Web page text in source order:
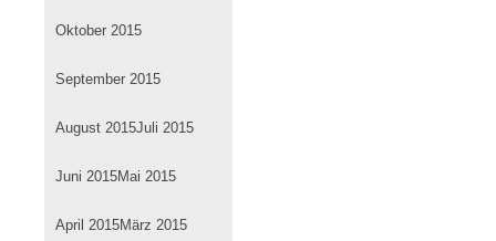
Oktober 2015
September 2015
August 2015Juli 2015
Juni 2015Mai 2015
April 2015März 2015